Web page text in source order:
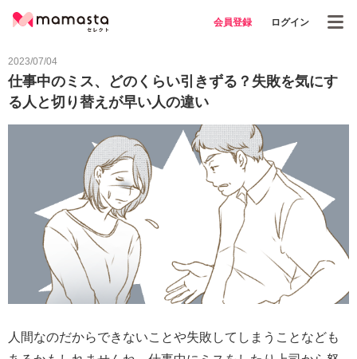
会員登録 ログイン
2023/07/04
仕事中のミス、どのくらい引きずる？失敗を気にす
る人と切り替えが早い人の違い
人間なのだからできないことや失敗してしまうことなども